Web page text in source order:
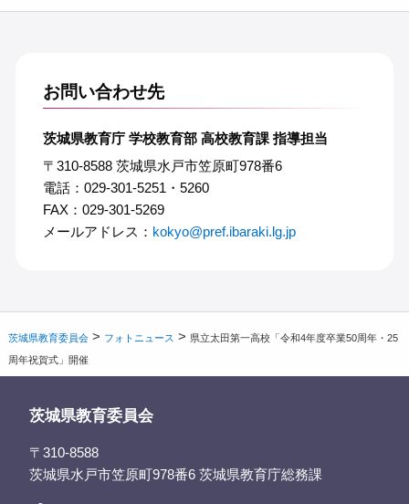
お問い合わせ先
茨城県教育庁 学校教育部 高校教育課 指導担当
〒310-8588 茨城県水戸市笠原町978番6
電話：029-301-5251・5260
FAX：029-301-5269
メールアドレス： kokyo@pref.ibaraki.lg.jp
茨城県教育委員会 > フォトニュース > 県立太田第一高校「令和4年度卒業50周年・25
周年祝賀式」開催
茨城県教育委員会
〒310-8588
茨城県水戸市笠原町978番6 茨城県教育庁総務課